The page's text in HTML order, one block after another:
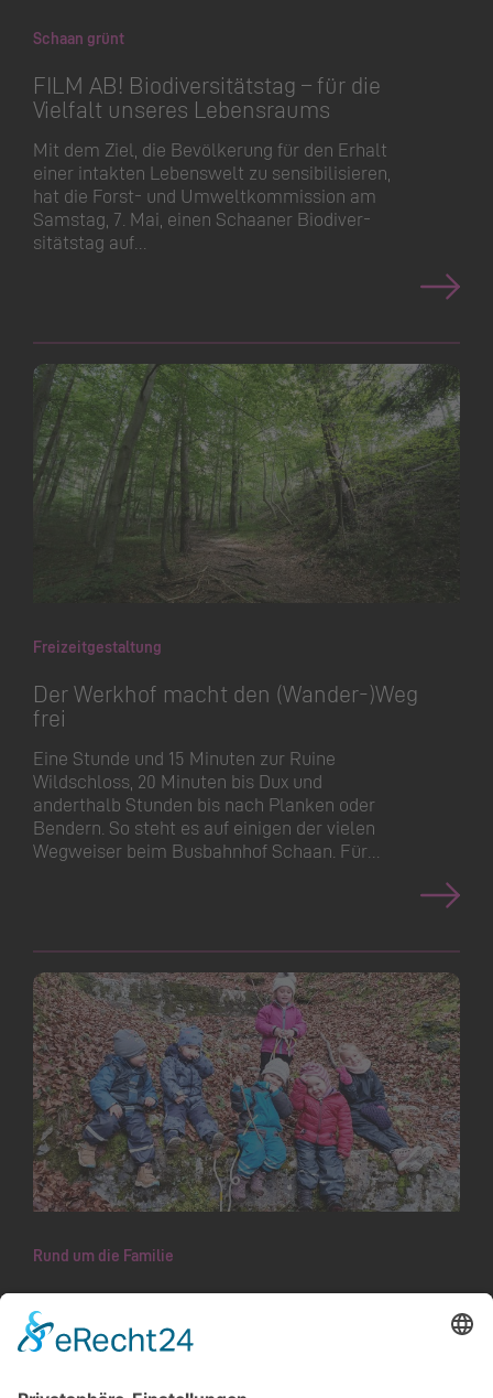
Schaan grünt
FILM AB! Biodiver­sitätstag – für die
Vielfalt unseres Lebensraums
Mit dem Ziel, die Bevölkerung für den Erhalt
einer intakten Lebenswelt zu sensibilisieren,
hat die Forst- und Umweltkommission am
Samstag, 7. Mai, einen Schaaner Biodiver­
sitätstag auf…
Freizeitgestaltung
Der Werkhof macht den (Wander-)Weg
frei
Eine Stunde und 15 Minuten zur Ruine
Wildschloss, 20 Minuten bis Dux und
anderthalb Stunden bis nach Planken oder
Bendern. So steht es auf einigen der vielen
Wegweiser beim Busbahnhof Schaan. Für…
Rund um die Familie
«Natürlich Kind sein» im Schaaner
Wald
und Feinmotorik, den Umgang mit Feuer: Was